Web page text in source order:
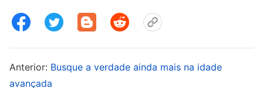
algo assim poderia acontecer? Éramos crentes
médico, pedindo que ele pensasse num jeito de
Anterior: Busque a verdade ainda mais na idade
avançada